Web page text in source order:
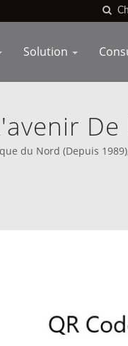
Solution
Haute
du Nord (Depuis
monde.